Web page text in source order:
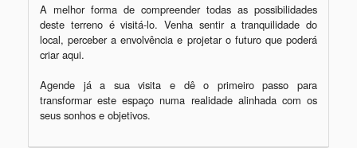
A melhor forma de compreender todas as possibilidades
deste terreno é visitá-lo. Venha sentir a tranquilidade do
local, perceber a envolvência e projetar o futuro que poderá
criar aqui.
Agende já a sua visita e dê o primeiro passo para
transformar este espaço numa realidade alinhada com os
seus sonhos e objetivos.